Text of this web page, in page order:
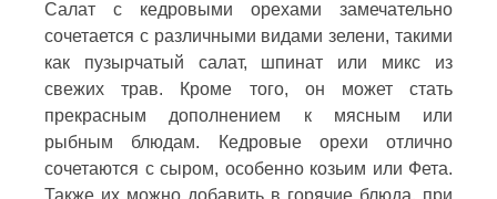
Салат с кедровыми орехами замечательно
сочетается с различными видами зелени, такими
как пузырчатый салат, шпинат или микс из
свежих трав. Кроме того, он может стать
прекрасным дополнением к мясным или
рыбным блюдам. Кедровые орехи отлично
сочетаются с сыром, особенно козьим или Фета.
Также их можно добавить в горячие блюда, при